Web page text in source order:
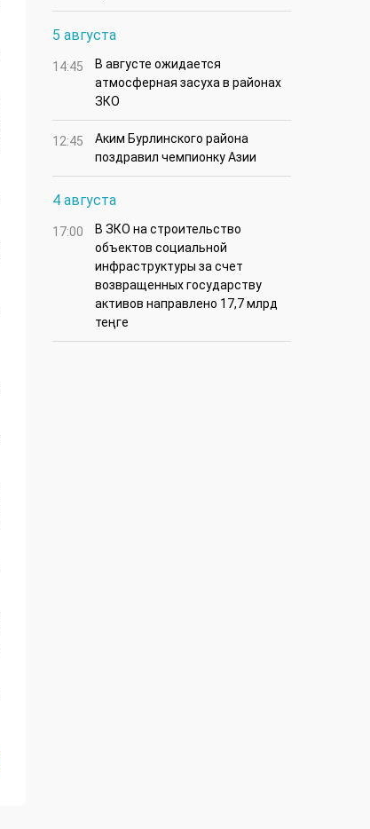
5 августа
14:45
В августе ожидается
атмосферная засуха в районах
ЗКО
12:45
Аким Бурлинского района
поздравил чемпионку Азии
4 августа
17:00
В ЗКО на строительство
объектов социальной
инфраструктуры за счет
возвращенных государству
активов направлено 17,7 млрд
теңге